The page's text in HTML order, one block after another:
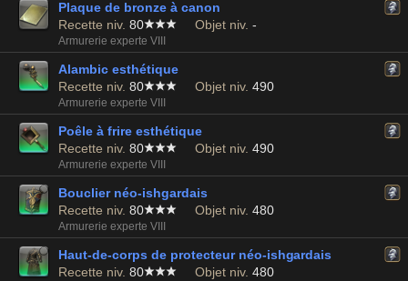
Plaque de bronze à canon
Recette niv. 80 Objet niv. -
Armurerie experte VIII
Alambic esthétique
Recette niv. 80 Objet niv. 490
Armurerie experte VIII
Poêle à frire esthétique
Recette niv. 80 Objet niv. 490
Armurerie experte VIII
Bouclier néo-ishgardais
Recette niv. 80 Objet niv. 480
Armurerie experte VIII
Haut-de-corps de protecteur néo-ishgardais
Recette niv. 80 Objet niv. 480